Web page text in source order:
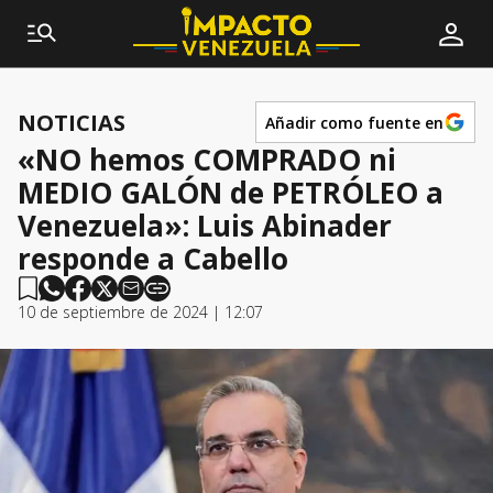
NOTICIAS Añadir como fuente en
«NO hemos COMPRADO ni
MEDIO GALÓN de PETRÓLEO a
Venezuela»: Luis Abinader
responde a Cabello
10 de septiembre de 2024 | 12:07